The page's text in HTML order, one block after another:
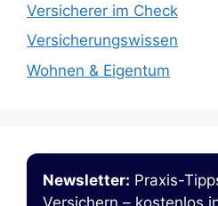
Versicherer im Check
Versicherungswissen
Wohnen & Eigentum
Newsletter: Praxis-
Versichern – kostenlos